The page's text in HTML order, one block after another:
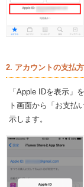
2. アカウントの支払
「Apple IDを表示」
ト画面から「お支払
示します。